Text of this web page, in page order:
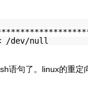
/dev/null
语句了。linux的重定